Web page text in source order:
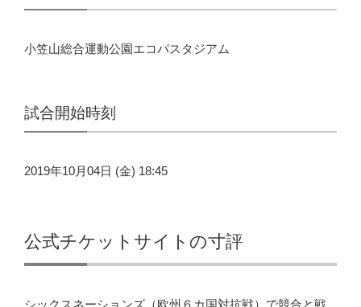
小笠山総合運動公園エコパスタジアム
試合開始時刻
2019年10月04日 (金) 18:45
公式チケットサイトの寸評
シックスネーションズ（欧州６カ国対抗戦）で競合と戦